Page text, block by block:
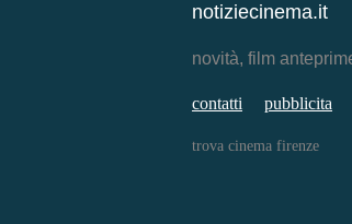
notiziecinema.it
novità, film
contatti pubblicita
trova cinema firenze